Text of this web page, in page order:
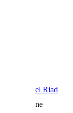
el Riad
ne